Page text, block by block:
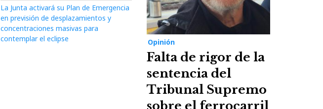
La Junta activará su Plan de Emergencia
en previsión de desplazamientos y
concentraciones masivas para
contemplar el eclipse
Opinión
Falta de rigor de la
sentencia del
Tribunal Supremo
sobre el ferrocarril